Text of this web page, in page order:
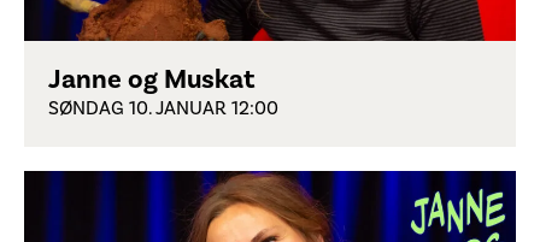
Janne og Muskat
SØNDAG 10. JANUAR 12:00